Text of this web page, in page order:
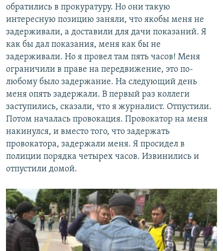
обратились в прокуратуру. Но они такую
интересную позицию заняли, что якобы меня не
задерживали, а доставили для дачи показаний. Я
как бы дал показания, меня как бы не
задерживали. Но я провел там пять часов! Меня
ограничили в праве на передвижение, это по-
любому было задержание. На следующий день
меня опять задержали. В первый раз коллеги
заступились, сказали, что я журналист. Отпустили.
Потом началась провокация. Провокатор на меня
накинулся, и вместо того, что задержать
провокатора, задержали меня. Я просидел в
полиции порядка четырех часов. Извинились и
отпустили домой.